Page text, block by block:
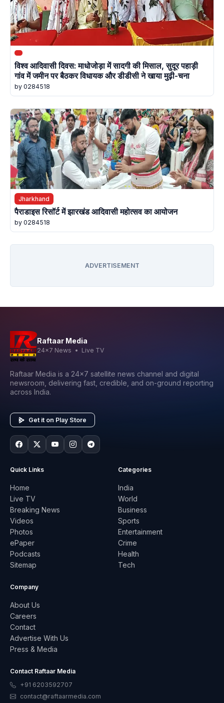
विश्व आदिवासी दिवस: माधोजोड़ा में सादगी की मिसाल, सुदूर पहाड़ी
गांव में जमीन पर बैठकर विधायक और डीडीसी ने खाया मुढ़ी-चना
by 0284518
Jharkhand
पैराडाइस रिसॉर्ट में झारखंड आदिवासी महोत्सव का आयोजन
by 0284518
ADVERTISEMENT
Raftaar Media
24x7 News • Live TV
Raftaar Media is a 24x7 satellite news channel and digital
newsroom, delivering fast, credible, and on-ground reporting
across India.
Get it on Play Store
Quick Links
Home
Live TV
Breaking News
Videos
Photos
ePaper
Podcasts
Sitemap
Categories
India
World
Business
Sports
Entertainment
Crime
Health
Tech
Company
About Us
Careers
Contact
Advertise With Us
Press & Media
Contact Raftaar Media
+91 6203592707
contact@raftaarmedia.com